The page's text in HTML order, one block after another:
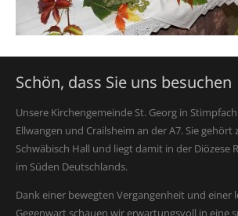
Schön, dass Sie uns besuchen
Unsere Kirchengemeinde St. Georg in
Ellwangen und Crailsheim an der A7. Sie gehört
Schwäbisch Hall und liegt damit in der
im Süden Deutschlands.
Dank einer bewegten Vergangenheit und einer
Gegenwart schauen wir erwartungsvoll in eine